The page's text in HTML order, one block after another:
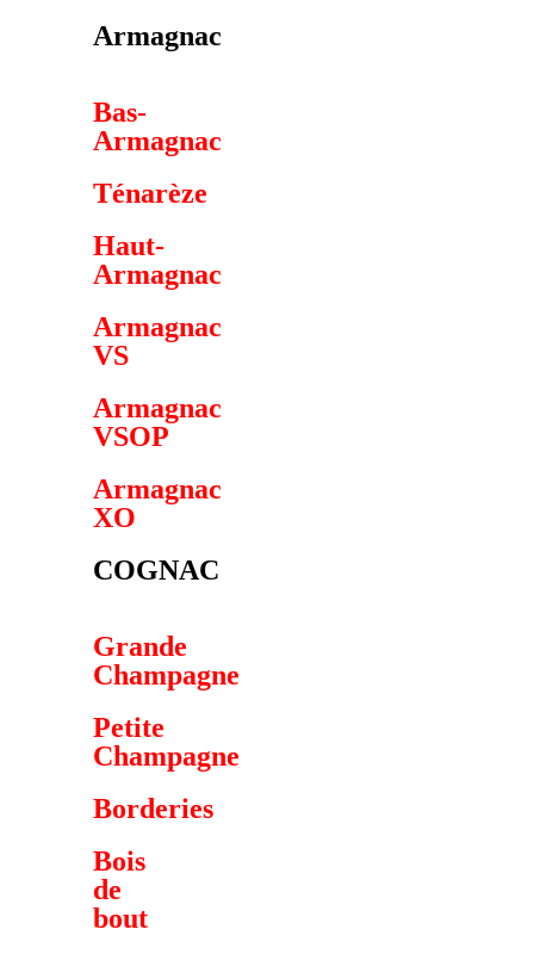
Armagnac
Bas-
Armagnac
Ténarèze
Haut-
Armagnac
Armagnac
VS
Armagnac
VSOP
Armagnac
XO
COGNAC
Grande
Champagne
Petite
Champagne
Borderies
Bois
de
bout